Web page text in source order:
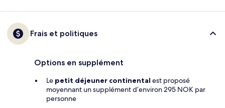
Frais et politiques
Options en supplément
Le petit déjeuner continental est proposé
moyennant un supplément d’environ 295 NOK par
personne